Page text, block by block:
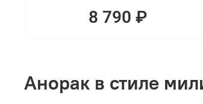
8 790 ₽
Анорак в стиле